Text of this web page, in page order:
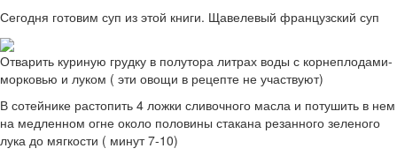
Сегодня готовим суп из этой книги. Щавелевый французский суп
Отварить куриную грудку в полутора литрах воды с корнеплодами-
морковью и луком ( эти овощи в рецепте не участвуют)
В сотейнике растопить 4 ложки сливочного масла и потушить в нем
на медленном огне около половины стакана резанного зеленого
лука до мягкости ( минут 7-10)